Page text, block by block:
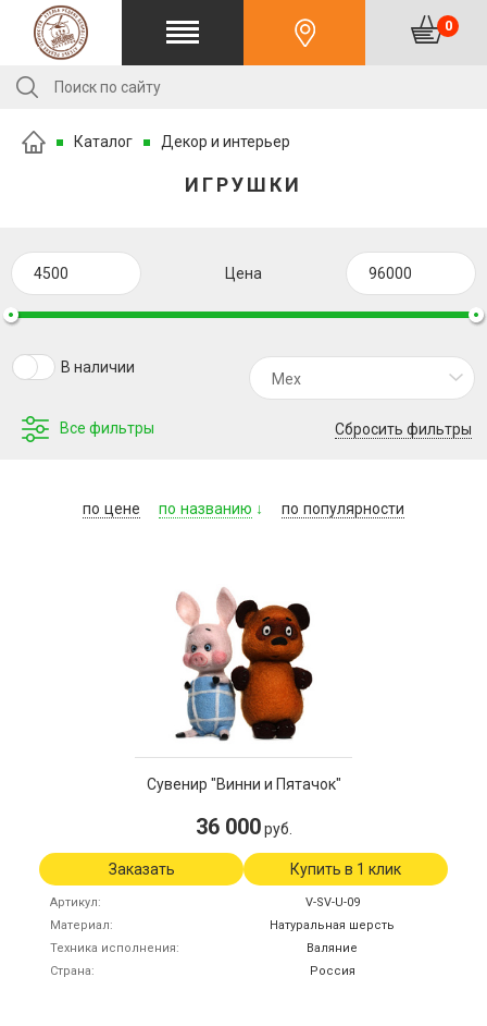
0
Каталог Декор и интерьер
ИГРУШКИ
Цена
В наличии
Мех
Все фильтры Сбросить фильтры
по цене по названию по популярности
Сувенир "Винни и Пятачок"
36 000 руб.
Заказать Купить в 1 клик
Артикул
V-SV-U-09
Материал
Натуральная шерсть
Техника исполнения
Валяние
Страна
Россия